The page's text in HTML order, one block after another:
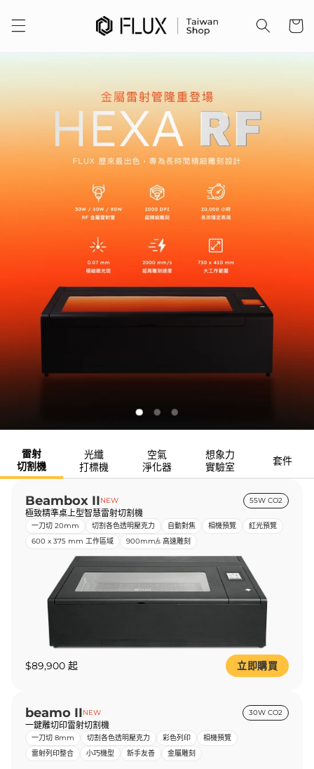
容
雷射
切割機
光纖
打標機
空氣
淨化器
想象力
實驗室
套件
Beambox IINEW 55W CO2
極致精準桌上型智慧雷射切割機
一刀切 20mm 切割各色透明壓克力 自動對焦 相機預覽
紅光預覽
600 x 375 mm 工作區域
900mm/s 高速雕刻
$89,900 起 立即購買
beamo IINEW 30W CO2
一鍵雕切印雷射切割機
一刀切 8mm 切割各色透明壓克力 彩色列印
相機預覽
雷射列印整合
小巧機型 新手友善 金屬雕刻